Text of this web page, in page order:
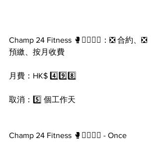
Champ 24 Fitness 🥊🏋️‍♂️🧘‍♀️：❎ 合約、❎
預繳、按月收費
月費：HK$ 4️⃣9️⃣8️⃣
取消：5️⃣ 個工作天
Champ 24 Fitness 🥊🏋️‍♂️🧘‍♀️ - Once